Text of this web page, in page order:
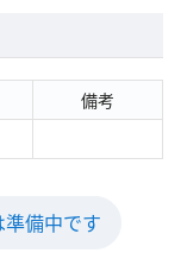
備考
準備中です